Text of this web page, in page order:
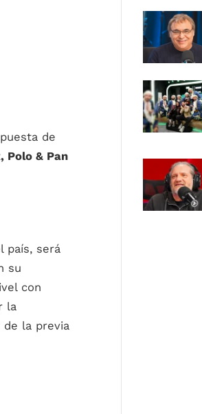
de
Polo & Pan
país, será
su
con
la
la previa